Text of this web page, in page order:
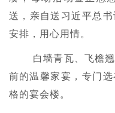
送，亲自送习近平总
安排，用心用情。
白墙青瓦、飞檐
前的温馨家宴，专门
格的宴会楼。